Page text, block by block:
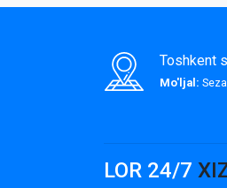
Toshkent
Mo'ljal:
LOR 24/7